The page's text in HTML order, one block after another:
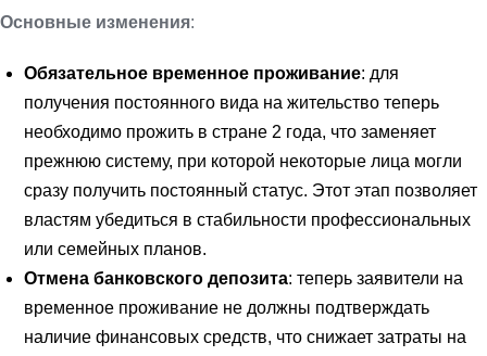
Основные изменения:
Обязательное временное проживание: для
получения постоянного вида на жительство теперь
необходимо прожить в стране 2 года, что заменяет
прежнюю систему, при которой некоторые лица могли
сразу получить постоянный статус. Этот этап позволяет
властям убедиться в стабильности профессиональных
или семейных планов.
Отмена банковского депозита: теперь заявители на
временное проживание не должны подтверждать
наличие финансовых средств, что снижает затраты на